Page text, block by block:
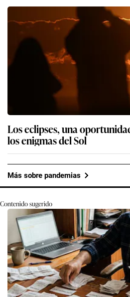
Los eclipses, una
los enigmas del Sol
Más sobre pandemias
Contenido sugerido